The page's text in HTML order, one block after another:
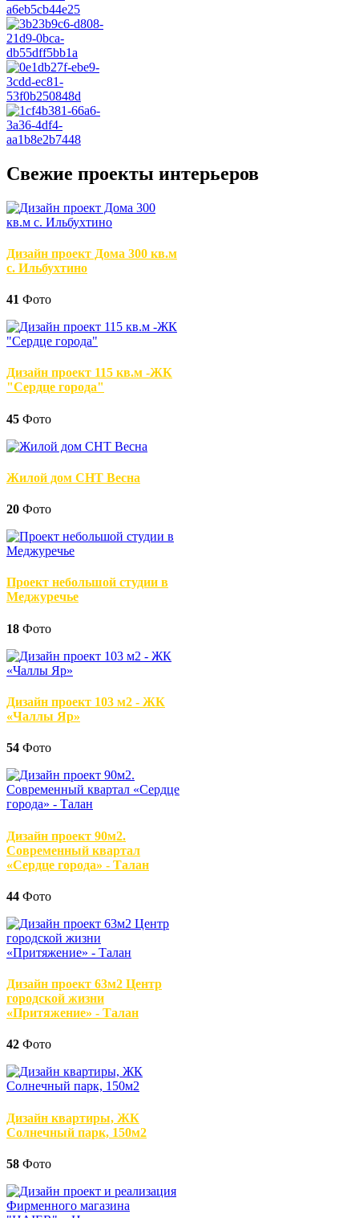
Свежие проекты интерьеров
Дизайн проект Дома 300 кв.м
с. Ильбухтино
41 Фото
Дизайн проект 115 кв.м -ЖК
"Сердце города"
45 Фото
Жилой дом СНТ Весна
20 Фото
Проект небольшой студии в
Меджуречье
18 Фото
Дизайн проект 103 м2 - ЖК
«Чаллы Яр»
54 Фото
Дизайн проект 90м2.
Современный квартал
«Сердце города» - Талан
44 Фото
Дизайн проект 63м2 Центр
городской жизни
«Притяжение» - Талан
42 Фото
Дизайн квартиры, ЖК
Солнечный парк, 150м2
58 Фото